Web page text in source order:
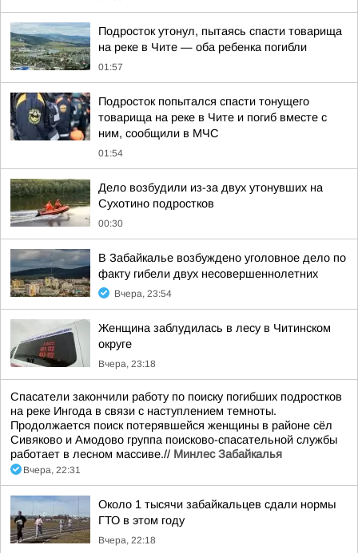
Подросток утонул, пытаясь спасти товарища
на реке в Чите — оба ребенка погибли
01:57
Подросток попытался спасти тонущего
товарища на реке в Чите и погиб вместе с
ним, сообщили в МЧС
01:54
Дело возбудили из-за двух утонувших на
Сухотино подростков
00:30
В Забайкалье возбуждено уголовное дело по
факту гибели двух несовершеннолетних
Вчера, 23:54
Женщина заблудилась в лесу в Читинском
округе
Вчера, 23:18
Спасатели закончили работу по поиску погибших подростков
на реке Ингода в связи с наступлением темноты.
Продолжается поиск потерявшейся женщины в районе сёл
Сивяково и Амодово группа поисково-спасательной службы
работает в лесном массиве.// Минлес Забайкалья
Вчера, 22:31
Около 1 тысячи забайкальцев сдали нормы
ГТО в этом году
Вчера, 22:18